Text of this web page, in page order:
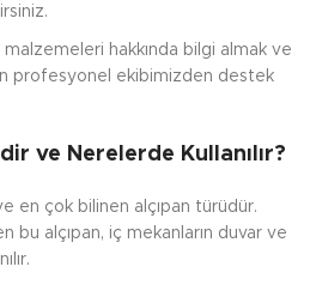
malzemeleri hakkında bilgi almak ve
profesyonel ekibimizden destek
ve Nerelerde Kullanılır?
en çok bilinen alçıpan türüdür.
bu alçıpan, iç mekanların duvar ve